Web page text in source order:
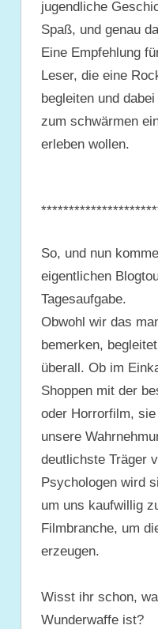
jugendliche
Spaß, und genau
Eine Empfehlung
Leser, die eine
begleiten und
zum schwärmen
erleben wollen.
So, und nun
eigentlichen
Tagesaufgabe.
Obwohl wir das
bemerken,
überall. Ob im
Shoppen mit der
oder Horrorfilm,
unsere
deutlichste Träger
Psychologen wird
um uns kaufwillig
Filmbranche, um
erzeugen.
Wisst ihr schon,
Wunderwaffe ist?